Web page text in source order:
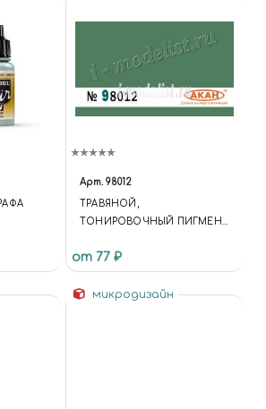
Арт. 98012
ТРАВЯНОЙ,
ТОНИРОВОЧНЫЙ ПИГМЕНТ
от 77 ₽
микродизайн